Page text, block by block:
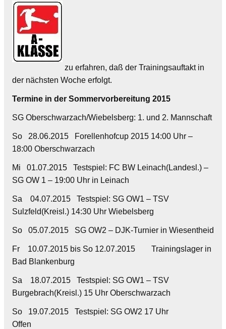
zu erfahren, daß der Trainingsauftakt in
der nächsten Woche erfolgt.
Termine in der Sommervorbereitung 2015
SG Oberschwarzach/Wiebelsberg: 1. und 2. Mannschaft
So 28.06.2015 Forellenhofcup 2015 14:00 Uhr –
18:00 Oberschwarzach
Mi 01.07.2015 Testspiel: FC BW Leinach(Landesl.) –
SG OW 1 – 19:00 Uhr in Leinach
Sa 04.07.2015 Testspiel: SG OW1 – TSV
Sulzfeld(Kreisl.) 14:30 Uhr Wiebelsberg
So 05.07.2015 SG OW2 – DJK-Turnier in Wiesentheid
Fr 10.07.2015 bis So 12.07.2015 Trainingslager in
Bad Blankenburg
Sa 18.07.2015 Testspiel: SG OW1 – TSV
Burgebrach(Kreisl.) 15 Uhr Oberschwarzach
So 19.07.2015 Testspiel: SG OW2 17 Uhr
Offen